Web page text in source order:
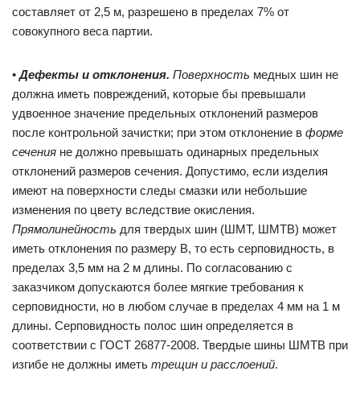
составляет от 2,5 м, разрешено в пределах 7% от
совокупного веса партии.
•Дефекты и отклонения. Поверхность медных шин не
должна иметь повреждений, которые бы превышали
удвоенное значение предельных отклонений размеров
после контрольной зачистки; при этом отклонение в форме
сечения не должно превышать одинарных предельных
отклонений размеров сечения. Допустимо, если изделия
имеют на поверхности следы смазки или небольшие
изменения по цвету вследствие окисления.
Прямолинейность для твердых шин (ШМТ, ШМТВ) может
иметь отклонения по размеру B, то есть серповидность, в
пределах 3,5 мм на 2 м длины. По согласованию с
заказчиком допускаются более мягкие требования к
серповидности, но в любом случае в пределах 4 мм на 1 м
длины. Серповидность полос шин определяется в
соответствии с ГОСТ 26877-2008. Твердые шины ШМТВ при
изгибе не должны иметь трещин и расслоений.